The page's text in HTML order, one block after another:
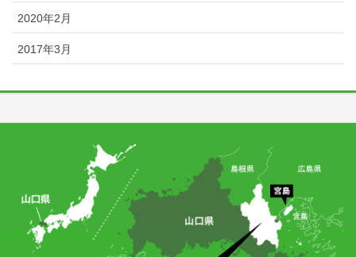
2020年2月
2017年3月